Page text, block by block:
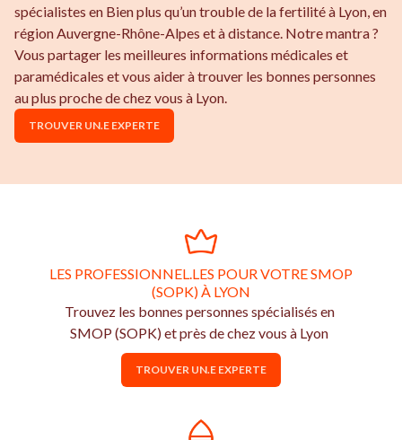
spécialistes en Bien plus qu’un trouble de la fertilité à Lyon, en
région Auvergne-Rhône-Alpes et à distance. Notre mantra ?
Vous partager les meilleures informations médicales et
paramédicales et vous aider à trouver les bonnes personnes
au plus proche de chez vous à Lyon.
TROUVER UN.E EXPERTE
LES PROFESSIONNEL.LES POUR VOTRE SMOP
(SOPK) À LYON
Trouvez les bonnes personnes spécialisés en
SMOP (SOPK) et près de chez vous à Lyon
TROUVER UN.E EXPERTE